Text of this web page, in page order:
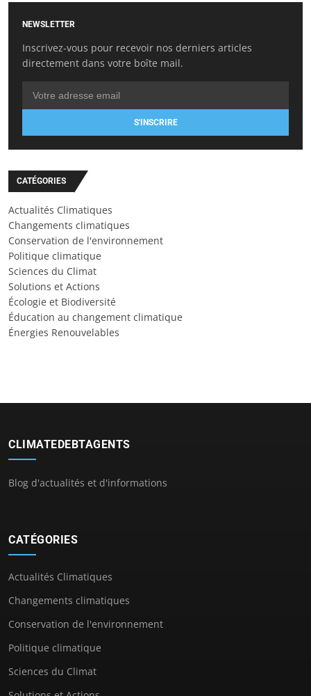
NEWSLETTER
Inscrivez-vous pour recevoir nos derniers articles
directement dans votre boîte mail.
S'INSCRIRE
CATÉGORIES
Actualités Climatiques
Changements climatiques
Conservation de l'environnement
Politique climatique
Sciences du Climat
Solutions et Actions
Écologie et Biodiversité
Éducation au changement climatique
Énergies Renouvelables
CLIMATEDEBTAGENTS
Blog d'actualités et d'informations
CATÉGORIES
Actualités Climatiques
Changements climatiques
Conservation de l'environnement
Politique climatique
Sciences du Climat